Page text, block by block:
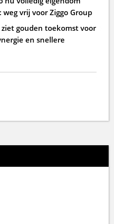
weg vrij voor Ziggo Group
gouden toekomst voor
en snellere